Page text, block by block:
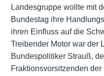
Landesgruppe wollte mit
Bundestag ihre
ihren Einfluss auf die
Treibender Motor war der
Bundespolitiker Strauß,
Fraktionsvorsitzenden